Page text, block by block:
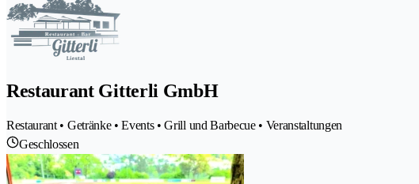
Restaurant Gitterli GmbH
Restaurant • Getränke • Events • Grill und Barbecue • Veranstaltungen
Geschlossen